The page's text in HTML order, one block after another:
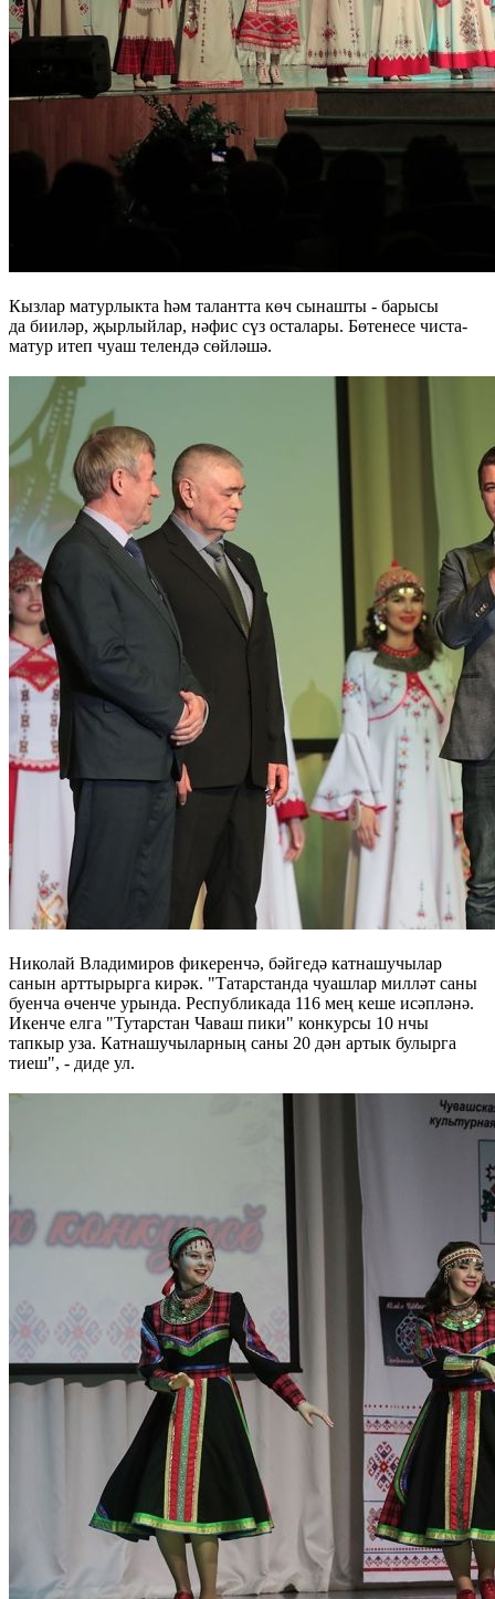
Кызлар матурлыкта һәм талантта көч сынашты - барысы
да бииләр, җырлыйлар, нәфис сүз осталары. Бөтенесе чиста-
матур итеп чуаш телендә сөйләшә.
Николай Владимиров фикеренчә, бәйгедә катнашучылар
санын арттырырга кирәк. "Татарстанда чуашлар милләт саны
буенча өченче урында. Республикада 116 мең кеше исәпләнә.
Икенче елга "Тутарстан Чаваш пики" конкурсы 10 нчы
тапкыр уза. Катнашучыларның саны 20 дән артык булырга
тиеш", - диде ул.